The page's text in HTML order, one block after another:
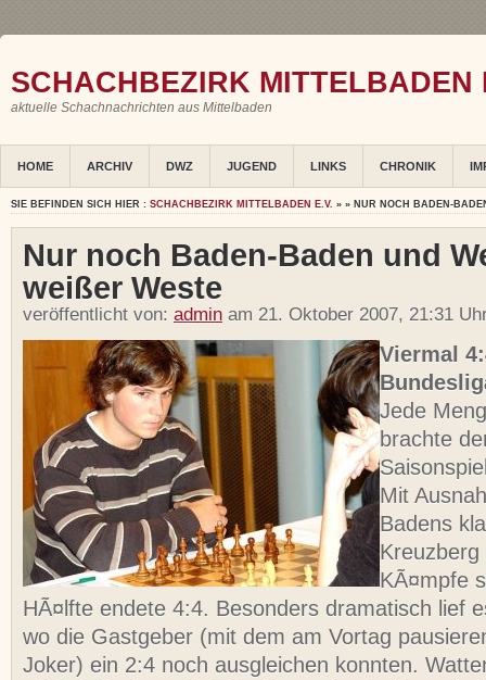
SCHACHBEZIRK MITTELBADEN
aktuelle Schachnachrichten aus Mittelbaden
HOME ARCHIV DWZ JUGEND LINKS CHRONIK
SIE BEFINDEN SICH HIER : SCHACHBEZIRK MITTELBADEN E.V. » » NUR NOCH BADEN-
Nur noch Baden-Baden und
weißer Weste
veröffentlicht von: admin am 21. Oktober 2007, 21:31
Viermal
Jede
brachte
Mit
Badens
KÃ¤mpfe
HÃ¤lfte endete 4:4. Besonders dramatisch lief
wo die Gastgeber (mit dem am Vortag
Joker) ein 2:4 noch ausgleichen konnten.